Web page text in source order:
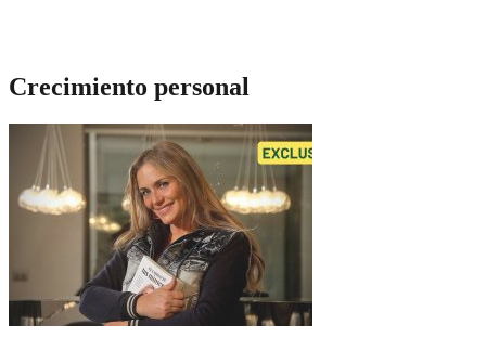
Crecimiento personal